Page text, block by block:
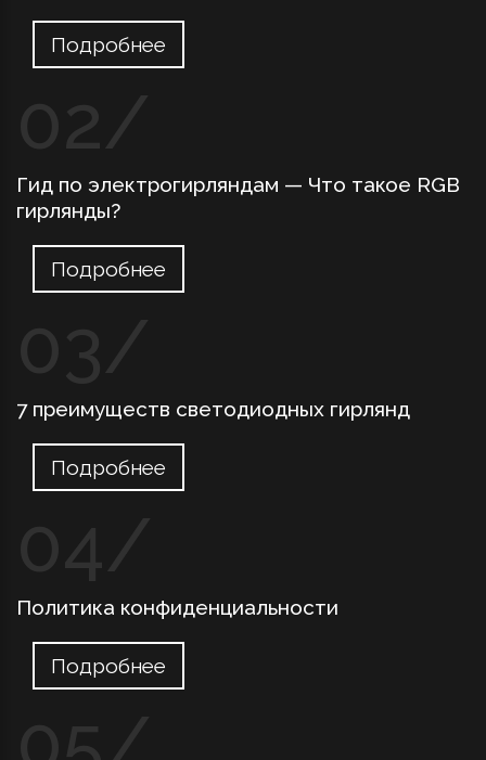
Подробнее
Гид по электрогирляндам — Что такое RGB
гирлянды?
Подробнее
7 преимуществ светодиодных гирлянд
Подробнее
Политика конфиденциальности
Подробнее